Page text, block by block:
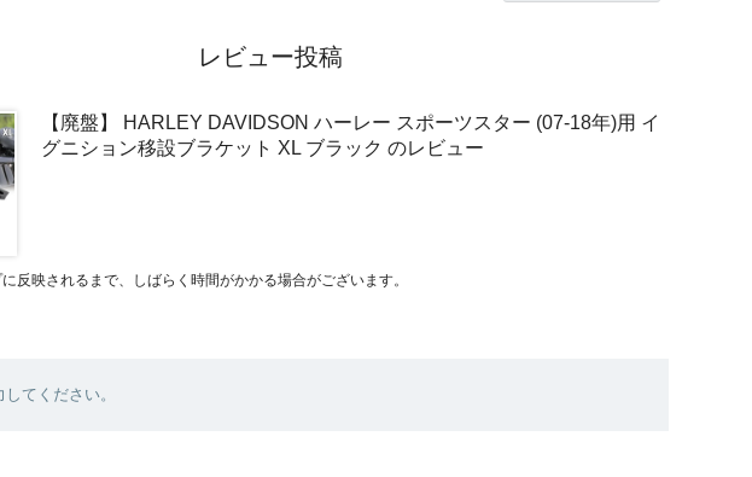
レビュー投稿
【廃盤】 HARLEY DAVIDSON ハーレー スポーツスター (07-18年)用 イ
グニション移設ブラケット XL ブラック のレビュー
反映されるまで、しばらく時間がかかる場合がございます。
てください。